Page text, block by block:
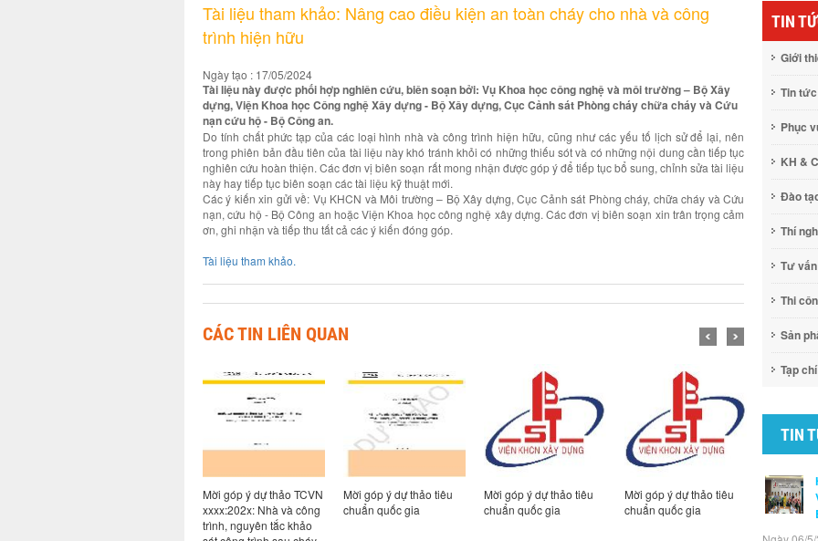
Tài liệu tham khảo: Nâng cao điều kiện an toàn cháy cho nhà và công
trình hiện hữu
Ngày tạo : 17/05/2024
Tài liệu này được phối hợp nghiên cứu, biên soạn bởi: Vụ Khoa học công nghệ và môi trường – Bộ Xây
dựng, Viện Khoa học Công nghệ Xây dựng - Bộ Xây dựng, Cục Cảnh sát Phòng cháy chữa cháy và Cứu
nạn cứu hộ - Bộ Công an.
Do tính chất phức tạp của các loại hình nhà và công trình hiện hữu, cũng như các yếu tố lịch sử để lại, nên
trong phiên bản đầu tiên của tài liệu này khó tránh khỏi có những thiếu sót và có những nội dung cần tiếp tục
nghiên cứu hoàn thiện. Các đơn vị biên soạn rất mong nhận được góp ý để tiếp tục bổ sung, chỉnh sửa tài liệu
này hay tiếp tục biên soạn các tài liệu kỹ thuật mới.
Các ý kiến xin gửi về: Vụ KHCN và Môi trường – Bộ Xây dựng, Cục Cảnh sát Phòng cháy, chữa cháy và Cứu
nạn, cứu hộ - Bộ Công an hoặc Viện Khoa học công nghệ xây dựng. Các đơn vị biên soạn xin trân trọng cảm
ơn, ghi nhận và tiếp thu tất cả các ý kiến đóng góp.
Tài liệu tham khảo.
CÁC TIN LIÊN QUAN
Mời góp ý dự thảo TCVN
xxxx:202x: Nhà và công
trình, nguyên tắc khảo
Mời góp ý dự thảo tiêu
chuẩn quốc gia
Mời góp ý dự thảo tiêu
chuẩn quốc gia
Mời góp ý dự thảo tiêu
chuẩn quốc gia
Mời góp ý
hướng
cứu biên
TIN
Giới
Tin tức
Phục
KH &
Đào
Thí
Tư vấn
Thi
Sản
Tạp chí
TIN